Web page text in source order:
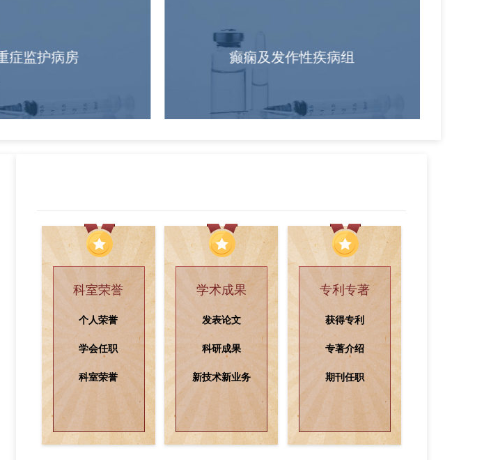
症监护病房 癫痫及发作性疾病组
科室荣誉
个人荣誉
学会任职
科室荣誉
学术成果
发表论文
科研成果
新技术新业务
专利专著
获得专利
专著介绍
期刊任职